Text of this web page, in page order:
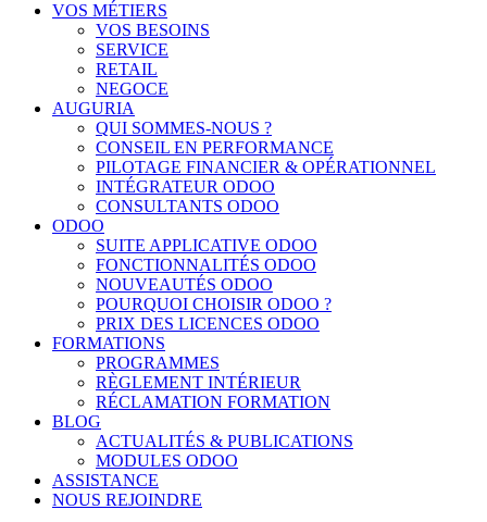
VOS MÉTIERS
VOS BESOINS
SERVICE
RETAIL
NEGOCE
AUGURIA
QUI SOMMES-NOUS ?
CONSEIL EN PERFORMANCE
PILOTAGE FINANCIER & OPÉRATIONNEL
INTÉGRATEUR ODOO
CONSULTANTS ODOO
ODOO
SUITE APPLICATIVE ODOO
FONCTIONNALITÉS ODOO
NOUVEAUTÉS ODOO
POURQUOI CHOISIR ODOO ?
PRIX DES LICENCES ODOO
FORMATIONS
PROGRAMMES
RÈGLEMENT INTÉRIEUR
RÉCLAMATION FORMATION
BLOG
ACTUALITÉS & PUBLICATIONS
MODULES ODOO
ASSISTANCE
NOUS REJOINDRE